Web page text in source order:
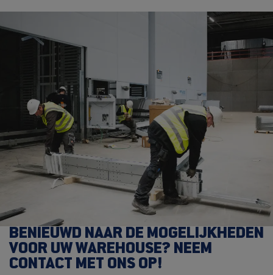
BENIEUWD NAAR DE MOGELIJKHEDEN
VOOR UW WAREHOUSE? NEEM
CONTACT MET ONS OP!